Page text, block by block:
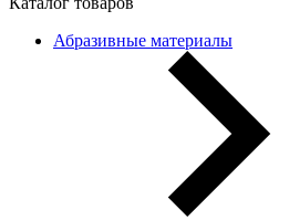
Абразивные материалы